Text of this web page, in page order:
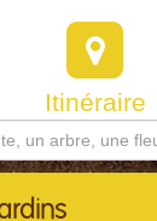
Itinéraire